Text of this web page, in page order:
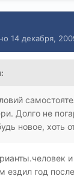
14 декабря,
Долго не
новое, хоть
ездил год